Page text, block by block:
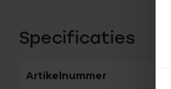
Specificaties
Artikelnummer